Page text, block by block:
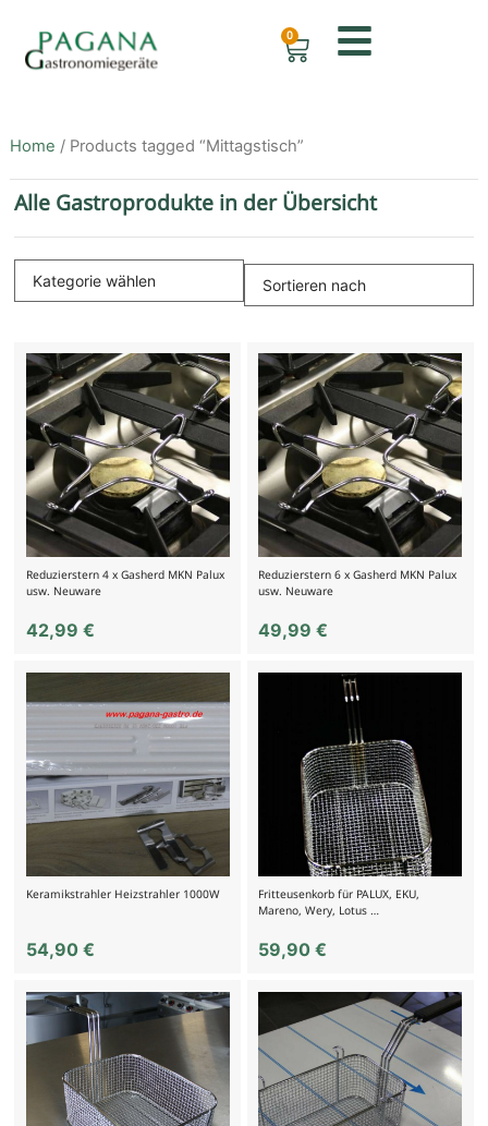
0
Home / Products tagged “Mittagstisch”
Alle Gastroprodukte in der Übersicht
Reduzierstern 4 x Gasherd MKN Palux
usw. Neuware
42,99 €
Reduzierstern 6 x Gasherd MKN Palux
usw. Neuware
49,99€
Keramikstrahler Heizstrahler 1000W
54,90 €
Fritteusenkorb für PALUX, EKU,
Mareno, Wery, Lotus …
59,90€